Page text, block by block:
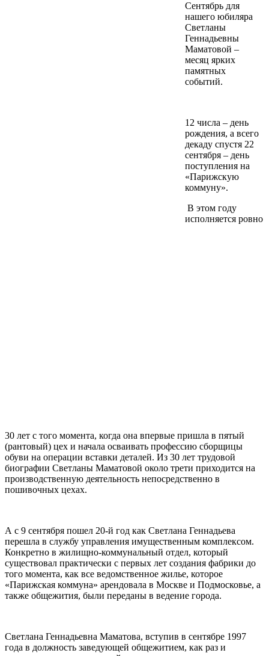
Сентябрь для
нашего юбиляра
Светланы
Геннадьевны
Маматовой –
месяц ярких
памятных
событий.
12 числа – день
рождения, а всего
декаду спустя 22
сентября – день
поступления на
«Парижскую
коммуну».
В этом году
исполняется ровно
30 лет с того момента, когда она впервые пришла в пятый
(рантовый) цех и начала осваивать профессию сборщицы
обуви на операции вставки деталей. Из 30 лет трудовой
биографии Светланы Маматовой около трети приходится на
производственную деятельность непосредственно в
пошивочных цехах.
А с 9 сентября пошел 20-й год как Светлана Геннадьева
перешла в службу управления имущественным комплексом.
Конкретно в жилищно-коммунальный отдел, который
существовал практически с первых лет создания фабрики до
того момента, как все ведомственное жилье, которое
«Парижская коммуна» арендовала в Москве и Подмосковье, а
также общежития, были переданы в ведение города.
Светлана Геннадьевна Маматова, вступив в сентябре 1997
года в должность заведующей общежитием, как раз и